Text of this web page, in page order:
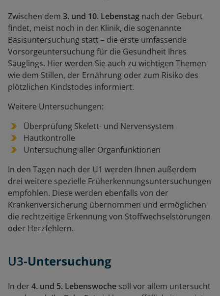
Zwischen dem 3. und 10. Lebenstag nach der Geburt
findet, meist noch in der Klinik, die sogenannte
Basisuntersuchung statt – die erste umfassende
Vorsorgeuntersuchung für die Gesundheit Ihres
Säuglings. Hier werden Sie auch zu wichtigen Themen
wie dem Stillen, der Ernährung oder zum Risiko des
plötzlichen Kindstodes informiert.
Weitere Untersuchungen:
Überprüfung Skelett- und Nervensystem
Hautkontrolle
Untersuchung aller Organfunktionen
In den Tagen nach der U1 werden Ihnen außerdem
drei weitere spezielle Früherkennungsuntersuchungen
empfohlen. Diese werden ebenfalls von der
Krankenversicherung übernommen und ermöglichen
die rechtzeitige Erkennung von Stoffwechselstörungen
oder Herzfehlern.
U3-Untersuchung
In der 4. und 5. Lebenswoche soll vor allem untersucht